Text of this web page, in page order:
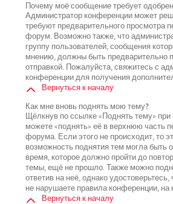
Почему моё сообщение требует
Администратор конференции может
требуют предварительного просмотра
форум. Возможно также, что
группу пользователей, сообщения
мнению, должны быть предварительно
отправкой. Пожалуйста, свяжитесь с
конференции для получения
Вернуться к началу
Как мне вновь поднять мою тему?
Щёлкнув по ссылке «Поднять тему»
можете «поднять» её в верхнюю часть
форума. Если этого не происходит, то
возможность поднятия тем могла быть
время, которое должно пройти до
темы, ещё не прошло. Также можно
ответив на неё, однако
не нарушаете правила конференции, на
Вернуться к началу